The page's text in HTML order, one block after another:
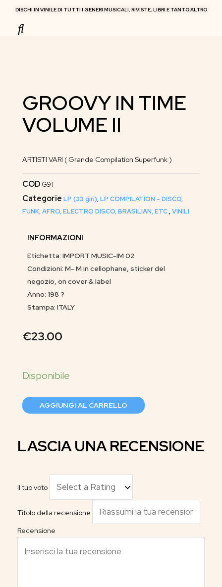
DISCHI IN VINILE DI TUTTI I GENERI MUSICALI, RIVISTE, LIBRI E TANTO ALTRO
GROOVY IN TIME
VOLUME II
ARTISTI VARI ( Grande Compilation Superfunk )
COD G9T
Categorie LP (33 giri),LP COMPILATION - DISCO,
FUNK, AFRO, ELECTRO DISCO, BRASILIAN, ETC.,VINILI
INFORMAZIONI
Etichetta: IMPORT MUSIC-IM 02
Condizioni: M- M in cellophane, sticker del
negozio, on cover & label
Anno: 198 ?
Stampa: ITALY
€23.00
AGGIUNGI AL CARRELLO
LASCIA UNA RECENSIONE
Il tuo voto
Titolo della recensione
Recensione